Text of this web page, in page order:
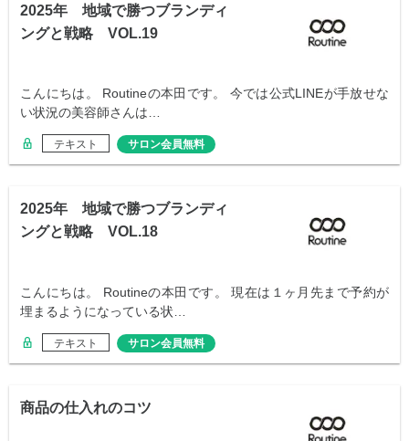
2025年 地域で勝つブランディ
ングと戦略 VOL.19
こんにちは。 Routineの本田です。 今では公式LINEが手放せな
い状況の美容師さんは…
テキスト サロン会員無料
2025年 地域で勝つブランディ
ングと戦略 VOL.18
こんにちは。 Routineの本田です。 現在は１ヶ月先まで予約が
埋まるようになっている状…
テキスト サロン会員無料
商品の仕入れのコツ